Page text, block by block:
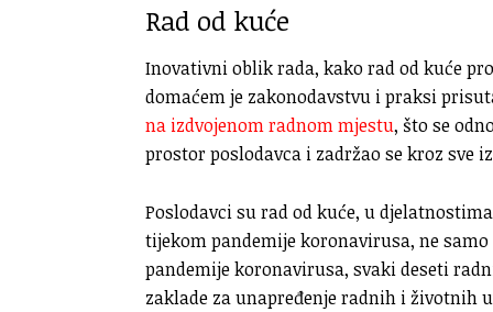
Rad od kuće
Inovativni oblik rada, kako rad od kuće
domaćem je zakonodavstvu i praksi
na izdvojenom radnom mjestu, što se
prostor poslodavca i zadržao se kroz sve
Poslodavci su rad od kuće, u
tijekom pandemije koronavirusa, ne
pandemije koronavirusa, svaki deseti
zaklade za unapređenje radnih i životnih